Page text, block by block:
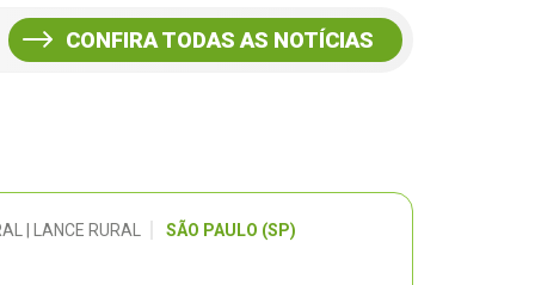
CONFIRA TODAS AS NOTÍCIAS
| LANCE RURAL SÃO PAULO (SP)